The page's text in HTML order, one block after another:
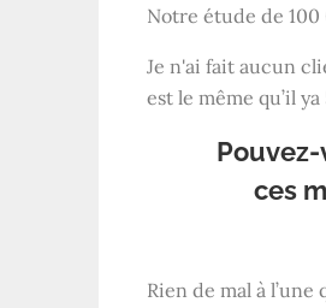
Notre étude de
Je n'ai fait aucun
est le même qu’il ya
Pouvez-
ces
Rien de mal à